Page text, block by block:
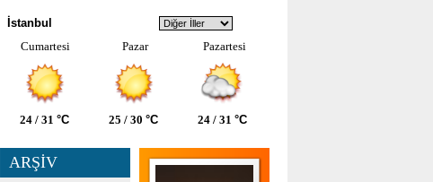
İstanbul
Cumartesi
Pazar Pazartesi
24 / 31 °C 25 / 30 °C 24 / 31 °C
ARŞİV